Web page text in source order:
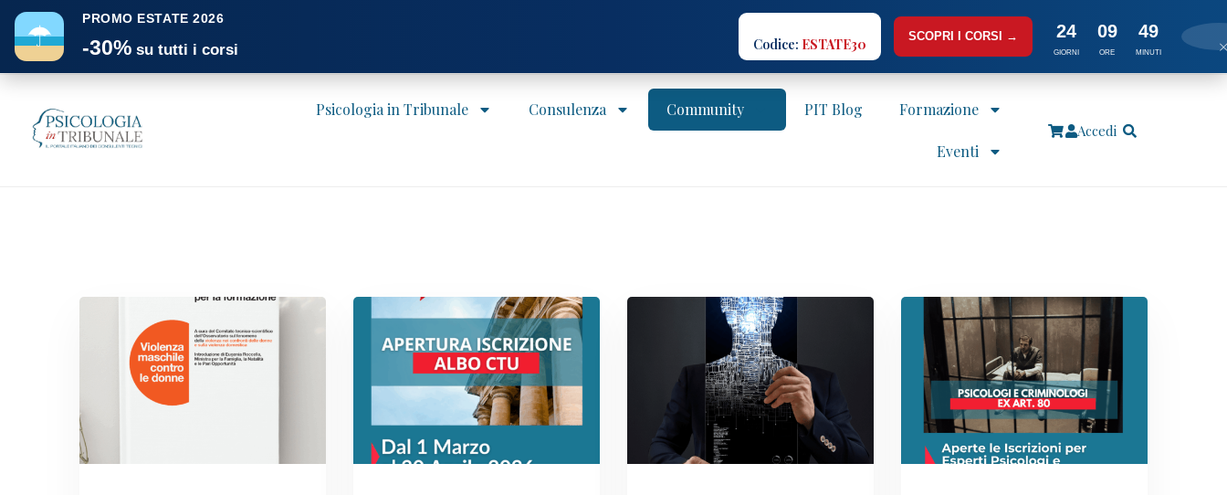
☂
PROMO ESTATE 2026
-30% su tutti i corsi Codice: ESTATE30 SCOPRI I CORSI → 24
GIORNI
09
ORE
49
MINUTI ×
Psicologia in Tribunale Consulenza Community PIT Blog Formazione
Eventi
Accedi